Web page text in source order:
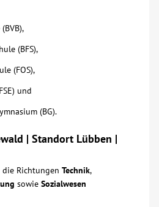
(BFS),
(FOS),
und
(BG).
| Standort Lübben |
die Richtungen Technik,
sowie Sozialwesen